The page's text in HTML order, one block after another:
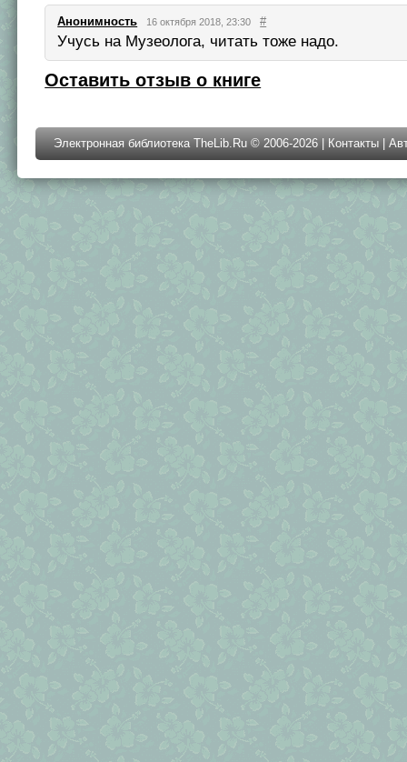
Анонимность 16 октября 2018, 23:30 #
Учусь на Музеолога, читать тоже надо.
Оставить отзыв о книге
Электронная библиотека TheLib.Ru © 2006-2026 | Контакты |